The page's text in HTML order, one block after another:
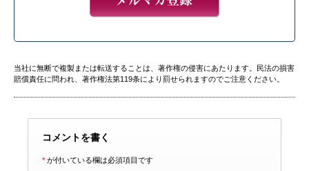
当社に無断で複製または転送することは、著作権の侵害にあたります。民法の損害
賠償責任に問われ、著作権法第119条により罰せられますのでご注意ください。
コメントを書く
* が付いている欄は必須項目です